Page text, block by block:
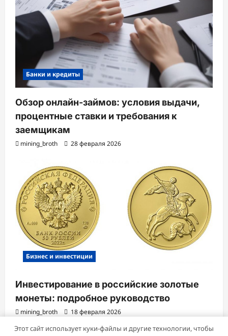
Банки и кредиты
Обзор онлайн-займов: условия выдачи,
процентные ставки и требования к
заемщикам
mining_broth 28 февраля 2026
Бизнес и инвестиции
Инвестирование в российские золотые
монеты: подробное руководство
mining_broth 18 февраля 2026
Этот сайт использует куки-файлы и другие технологии, чтобы